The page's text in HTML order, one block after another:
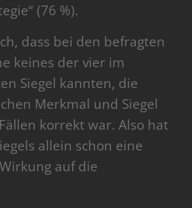
(76 %).
dass bei den befragten
keines der vier im
Siegel kannten, die
Merkmal und Siegel
korrekt war. Also hat
allein schon eine
auf die